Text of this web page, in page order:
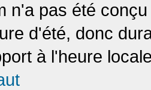
n'a pas été
d'été, donc
à l'heure